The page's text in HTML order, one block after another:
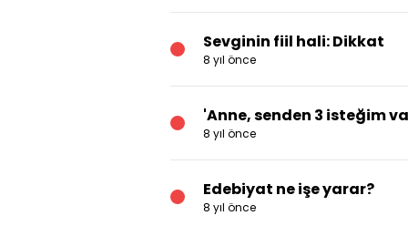
Sevginin fiil hali: Dikkat
8 yıl önce
'Anne, senden 3 isteğim
8 yıl önce
Edebiyat ne işe yarar?
8 yıl önce